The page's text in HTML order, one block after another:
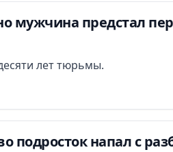
мужчина предстал
лет тюрьмы.
подросток напал с